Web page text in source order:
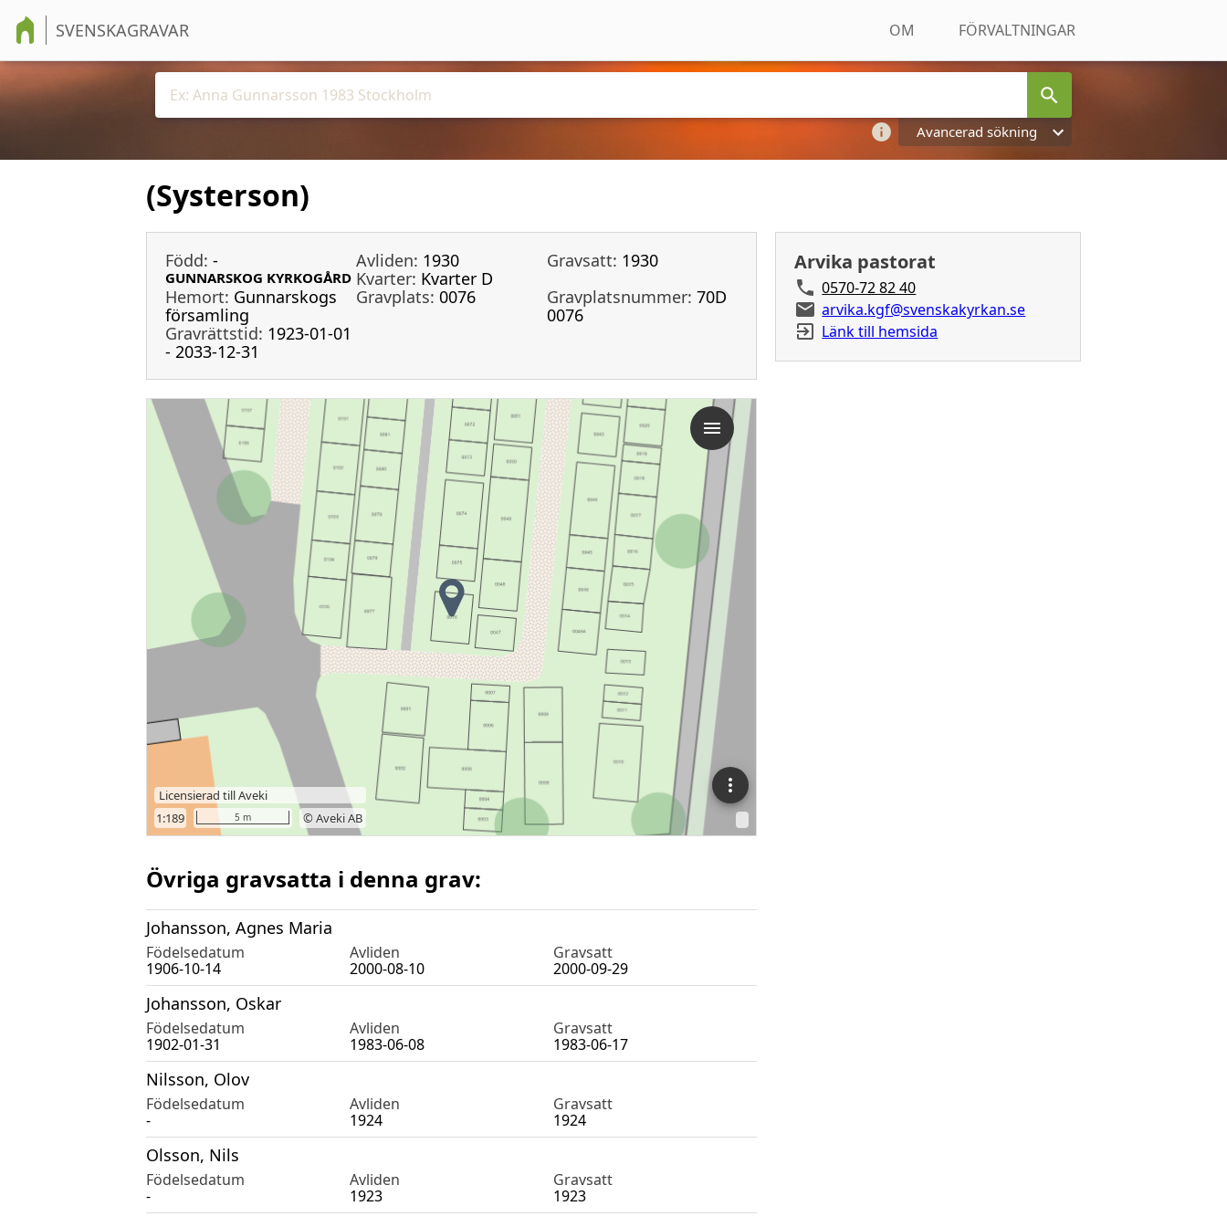
SVENSKAGRAVAR OM FÖRVALTNINGAR
Avancerad sökning
(Systerson)
Född: - Avliden: 1930 Gravsatt: 1930
GUNNARSKOG KYRKOGÅRD Kvarter: Kvarter D
Hemort: Gunnarskogs
församling
Gravplats: 0076 Gravplatsnummer: 70D
0076
Gravrättstid: 1923-01-01
- 2033-12-31
Övriga gravsatta i denna grav:
Johansson, Agnes Maria
Födelsedatum Avliden
Gravsatt
1906-10-14
2000-08-10 2000-09-29
Johansson, Oskar
Födelsedatum Avliden
Gravsatt
1902-01-31
1983-06-08 1983-06-17
Nilsson, Olov
Födelsedatum Avliden
Gravsatt
-
1924 1924
Olsson, Nils
Födelsedatum Avliden
Gravsatt
-
1923 1923
Arvika pastorat
0570-72 82 40
arvika.kgf@svenskakyrkan.se
Länk till hemsida